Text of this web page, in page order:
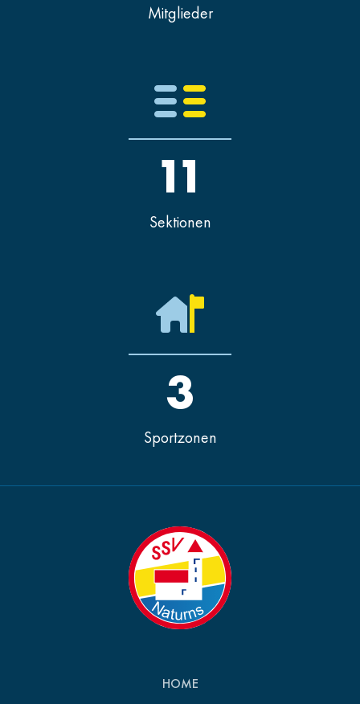
Mitglieder
Sektionen
11
Sportzonen
3
HOME